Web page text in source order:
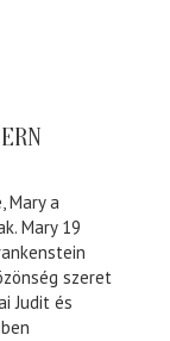
Mary a
Mary 19
szeret
Judit és